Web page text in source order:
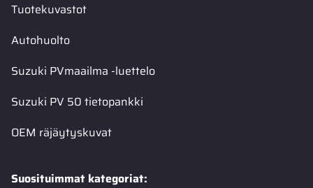
Tuotekuvastot
Autohuolto
Suzuki PVmaailma -luettelo
Suzuki PV 50 tietopankki
OEM räjäytyskuvat
Suosituimmat kategoriat: